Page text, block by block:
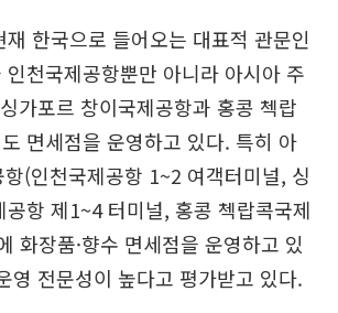
한국으로 들어오는 대표적 관문인
천국제공항뿐만 아니라 아시아 주
가포르 창이국제공항과 홍콩 첵랍
면세점을 운영하고 있다. 특히 아
(인천국제공항 1~2 여객터미널, 싱
공항 제1~4 터미널, 홍콩 첵랍콕국제
화장품·향수 면세점을 운영하고 있
영 전문성이 높다고 평가받고 있다.